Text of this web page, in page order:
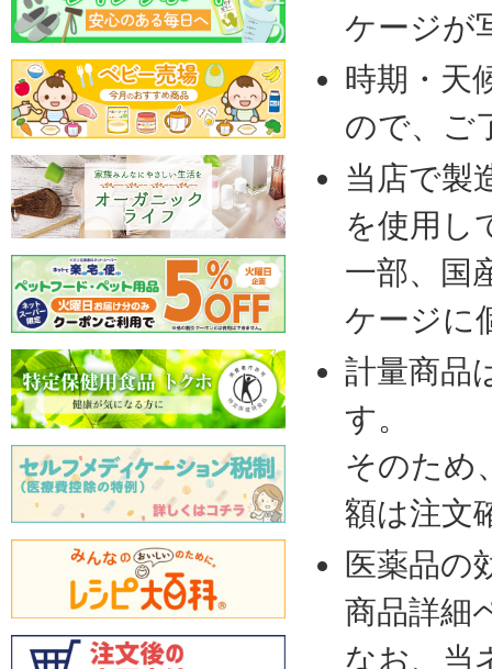
ケージが
時期・天
ので、ご
当店で製
を使用し
一部、国
ケージに
計量商品
す。
そのため
額は注文
医薬品の
商品詳細
なお、当